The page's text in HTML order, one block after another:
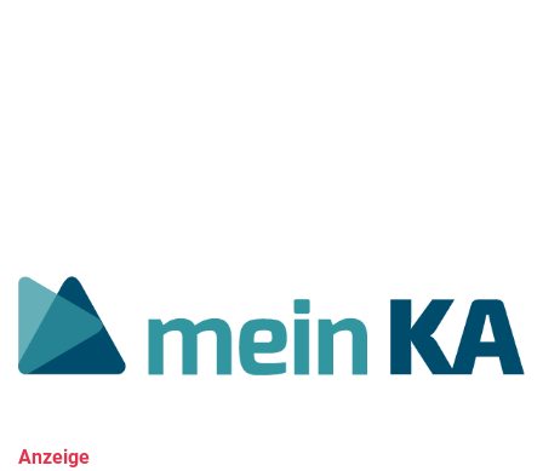
Anzeige